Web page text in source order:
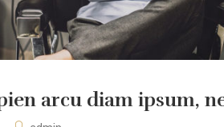
arcu diam ipsum,